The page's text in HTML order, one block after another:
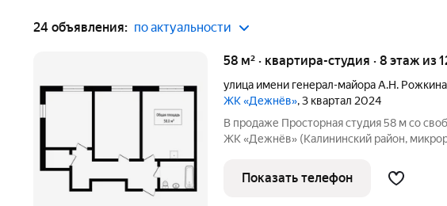
24 объявления: по актуальности
58 м² · квартира-студия · 8 этаж из
улица имени генерал-майора А.Н. Рожкина
ЖК «Дежнёв», 3 квартал 2024
В продаже Просторная студия 58 м со
ЖК «Дежнёв» (Калининский район,
комфортной жизни, так и для выгодных
и пространстве:
Показать телефон